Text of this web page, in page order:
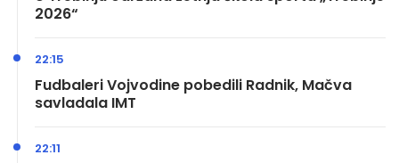
2026“
Fudbaleri Vojvodine pobedili Radnik, Mačva
savladala IMT
22:15
22:11